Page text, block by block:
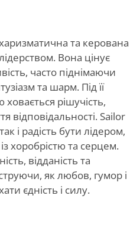
та керована
Вона цінує
часто піднімаючи
та шарм. Під її
рішучість,
відповідальності. Sailor
і радість бути лідером,
хоробрістю та серцем.
відданість та
як любов, гумор і
єдність і силу.